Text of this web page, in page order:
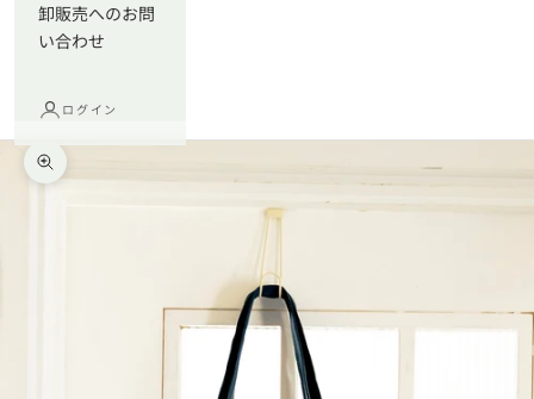
卸販売へのお問
い合わせ
ログイン
ズームイン